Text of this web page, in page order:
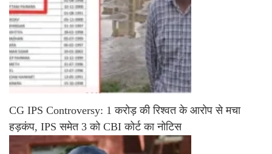
CG IPS Controversy: 1 करोड़ की रिश्वत के आरोप से मचा
हड़कंप, IPS समेत 3 को CBI कोर्ट का नोटिस